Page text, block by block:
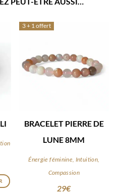
3 + 1 offert
BRACELET PIERRE DE
LUNE 8MM
Énergie féminine, Intuition,
Compassion
29€